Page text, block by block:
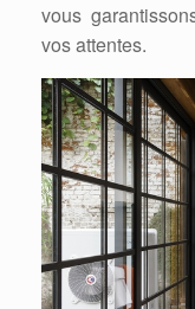
vous
vos attentes.